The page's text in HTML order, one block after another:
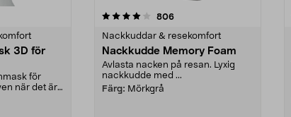
3D för
för
när det är
806recensioner
Nackkuddar & resekomfort
Nackkudde Memory Foam
Avlasta nacken på resan. Lyxig
nackkudde med ...
Färg: Mörkgrå
4.0 av 5 stjärnor